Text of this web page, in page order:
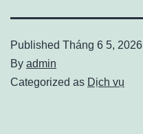
Published Tháng 6 5, 2026
By admin
Categorized as Dịch vụ